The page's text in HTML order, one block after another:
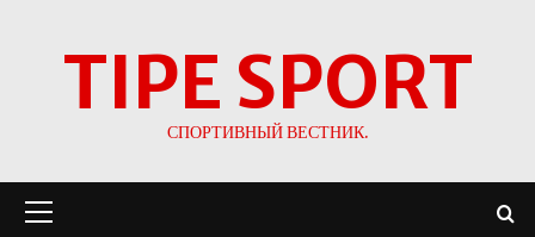
TIPE SPORT
СПОРТИВНЫЙ ВЕСТНИК.
меню